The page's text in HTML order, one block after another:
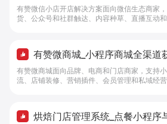
经营 - 做生意, 找有赞
有赞微信小店开店解决方案面向微信生态商家
货、公众号和社群触达、内容种草、直播互动
有赞微商城_小程序商城全渠道
购工具 - 做生意, 找有赞
有赞微商城面向品牌、电商和门店商家，支持
流、店铺装修、营销插件、会员管理和私域经
烘焙门店管理系统_点餐小程序